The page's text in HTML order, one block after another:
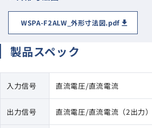
WSPA-F2ALW_外形寸法図.pdf
製品スペック
入力信号 直流電圧/直流電流
出力信号 直流電圧/直流電流（2出力）